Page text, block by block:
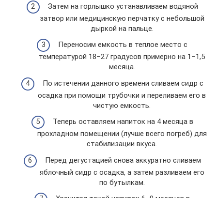
Затем на горлышко устанавливаем водяной
затвор или медицинскую перчатку с небольшой
дыркой на пальце.
Переносим емкость в теплое место с
температурой 18–27 градусов примерно на 1–1,5
месяца.
По истечении данного времени сливаем сидр с
осадка при помощи трубочки и переливаем его в
чистую емкость.
Теперь оставляем напиток на 4 месяца в
прохладном помещении (лучше всего погреб) для
стабилизации вкуса.
Перед дегустацией снова аккуратно сливаем
яблочный сидр с осадка, а затем разливаем его
по бутылкам.